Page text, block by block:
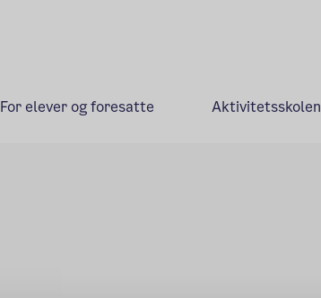
For elever og foresatte Aktivitetsskolen